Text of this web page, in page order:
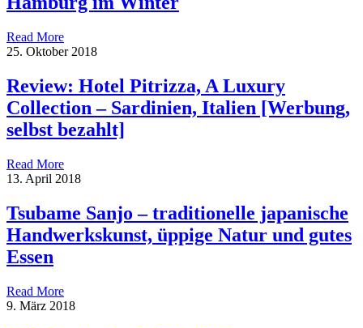
Read More
25. Oktober 2018
Review: Hotel Pitrizza, A Luxury
Collection – Sardinien, Italien [Werbung,
selbst bezahlt]
Read More
13. April 2018
Tsubame Sanjo – traditionelle japanische
Handwerkskunst, üppige Natur und gutes
Essen
Read More
9. März 2018